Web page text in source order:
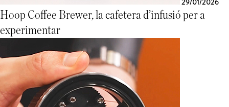
Hoop Coffee Brewer, la cafetera d’infusió per a
experimentar